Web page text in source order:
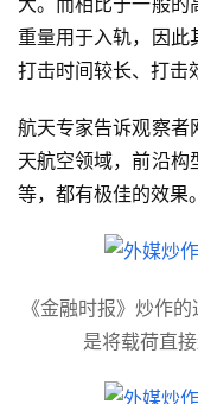
重量用于入轨，因此
打击时间较长、打击
航天专家告诉观察者
天航空领域，前沿构
等，都有极佳的效果。
《金融时报》炒作
是将载荷直